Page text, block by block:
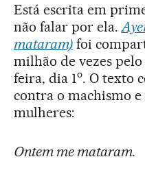
Está escrita em
não falar por ela.
mataram)foi
milhão de vezes
feira, dia 1o. O texto
contra o machismo
mulheres:
Ontem me mataram.